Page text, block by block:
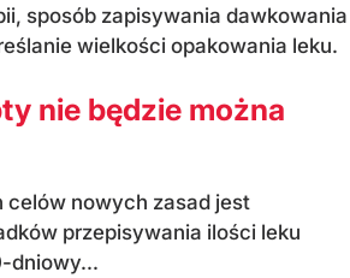
sposób zapisywania dawkowania
wielkości opakowania leku.
nie będzie można
celów nowych zasad jest
przepisywania ilości leku
dniowy...